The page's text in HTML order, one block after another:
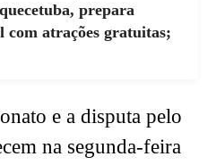
prepara
com atrações gratuitas;
e a disputa pelo
na segunda-feira